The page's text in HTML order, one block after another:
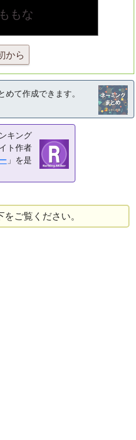
から
て作成できます。
キング
ト作者
」を是
ご覧ください。